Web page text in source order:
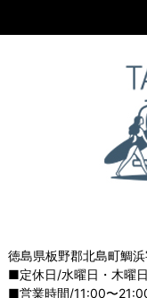
徳島県板野郡北島町
■定休日/水曜日・木曜日
■営業時間/11:00〜